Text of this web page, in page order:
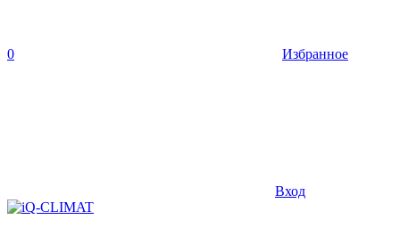
0 Избранное
Вход